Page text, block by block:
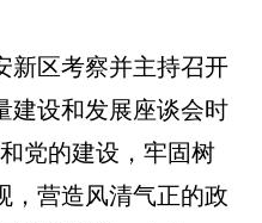
新区考察并主持召开
建设和发展座谈会时
党的建设，牢固树
，营造风清气正的政